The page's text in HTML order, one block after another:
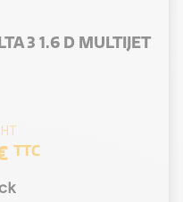
3 1.6 D MULTIJET
HT
TTC